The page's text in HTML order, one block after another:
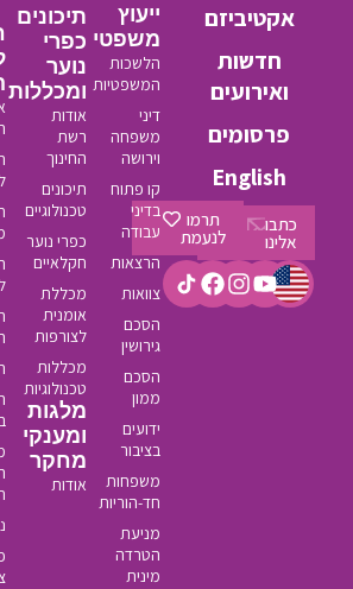
אקטיביזם
חדשות
ואירועים
פרסומים
English
כתבו
אלינו
תרמו
לנעמת
ייעוץ
משפטי
הלשכות
המשפטיות
דיני
משפחה
וירושה
קו פתוח
בדיני
עבודה
הרצאות
צוואות
הסכם
גירושין
הסכם
ממון
ידועים
בציבור
משפחות
חד-הוריות
מניעת
הטרדה
מינית
תיכונים
כפרי
נוער
ומכללות
אודות
רשת
החינוך
תיכונים
טכנולוגיים
כפרי נוער
חקלאיים
מכללת
אומנית
לצורפות
מכללות
טכנולוגיות
מלגות
ומענקי
מחקר
אודות